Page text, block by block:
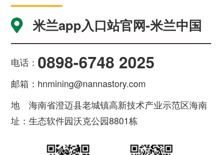
米兰app入口站官网-米兰中国
电话： 0898-6748 2025
邮箱： hnmining@nannastory.com
地
址：
海南省澄迈县老城镇高新技术产业示范区海南
生态软件园沃克公园8801栋